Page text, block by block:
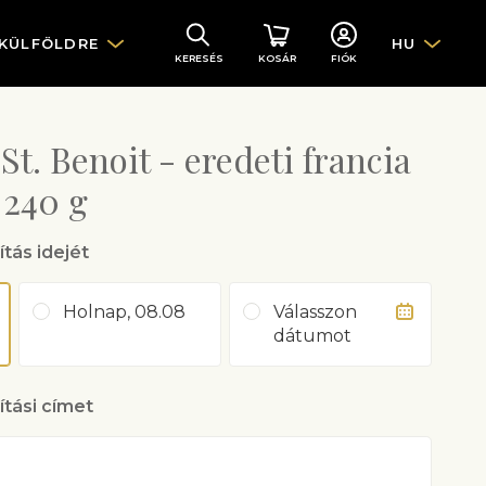
KERESÉS KOSÁR FIÓK
HU
Benoit - eredeti francia
g
idejét
Holnap, 08.08
Válasszon
dátumot
címet